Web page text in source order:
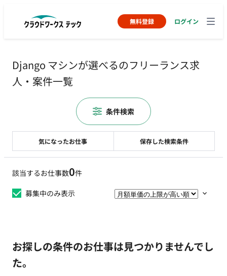
無料登録 ログイン
Django マシンが選べるのフリーランス求
人・案件一覧
該当するお仕事数0件
募集中のみ表示
お探しの条件のお仕事は見つかりませんでし
た。
気になったお仕事 保存した検索条件
条件検索